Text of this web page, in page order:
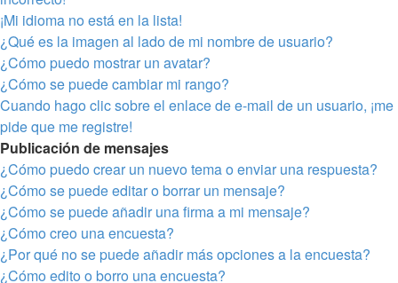
¡Mi idioma no está en la lista!
¿Qué es la imagen al lado de mi nombre de usuario?
¿Cómo puedo mostrar un avatar?
¿Cómo se puede cambiar mi rango?
Cuando hago clic sobre el enlace de e-mail de un usuario, ¡me
pide que me registre!
Publicación de mensajes
¿Cómo puedo crear un nuevo tema o enviar una respuesta?
¿Cómo se puede editar o borrar un mensaje?
¿Cómo se puede añadir una firma a mi mensaje?
¿Cómo creo una encuesta?
¿Por qué no se puede añadir más opciones a la encuesta?
¿Cómo edito o borro una encuesta?